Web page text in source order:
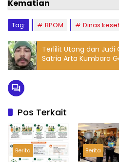
Kematian
Tag: BPOM Dinas
Terlilit Utang dan Judi
Satria Arta Kumbara
dan Kini Ingin Kembali
Pos Terkait
Berita Berita